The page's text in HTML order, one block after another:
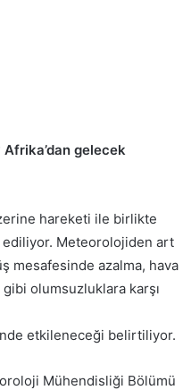
gelecek
hareketi ile birlikte
ediliyor. Meteorolojiden art
mesafesinde azalma, hava
olumsuzluklara karşı
etkileneceği belirtiliyor.
Mühendisliği Bölümü